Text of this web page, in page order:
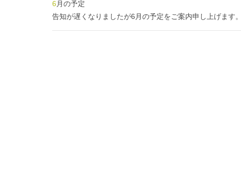
6月の予定
告知が遅くなりましたが6月の予定をご案内申し上げます。